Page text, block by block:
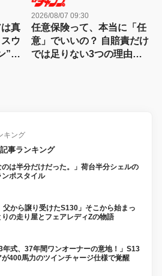
真
ウ
”に
2026/08/07 09:30
任意保険って、本当に「任
意」でいいの？ 自賠責だけ
では足りない3つの理由
キング
事ランキング
のは半分だけだった。」荷台半分シェルの
ンポスタイル
父から譲り受けたS130」そこから始まっ
の走り屋とフェアレディZの物語
年式、37年間ワンオーナーの意地！」S13
が400馬力のツインチャージ仕様で覚醒